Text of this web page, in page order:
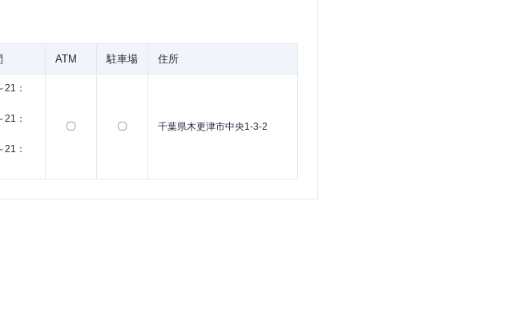
ATM 駐車場 住所
21：
21：
21：
〇 〇 千葉県木更津市中央1-3-2